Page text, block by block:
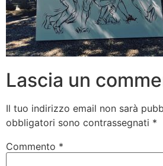
Lascia un
Il tuo indirizzo email non sarà
obbligatori sono contrassegnati *
Commento *